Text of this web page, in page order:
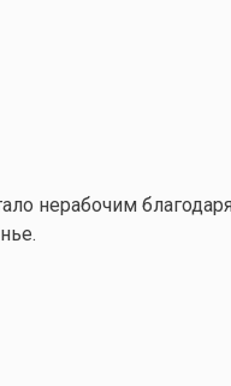
нерабочим